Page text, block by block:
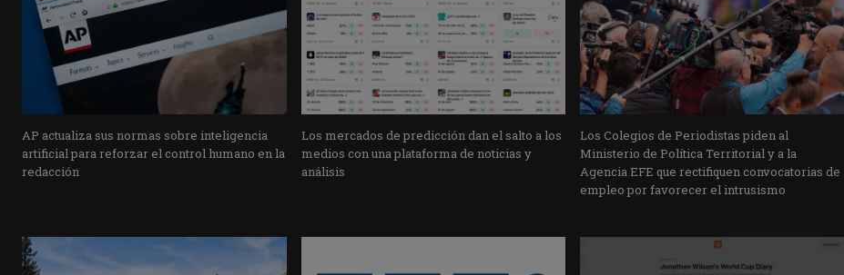
AP actualiza sus normas sobre inteligencia
artificial para reforzar el control humano en la
redacción
Los mercados de predicción dan el salto a los
medios con una plataforma de noticias y
análisis
Los Colegios de Periodistas piden al
Ministerio de Política Territorial y a la
Agencia EFE que rectifiquen convocatorias de
empleo por favorecer el intrusismo